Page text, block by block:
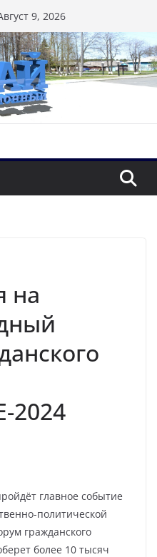
9, 2026
на
главное событие
политической
гражданского
более 10 тысяч